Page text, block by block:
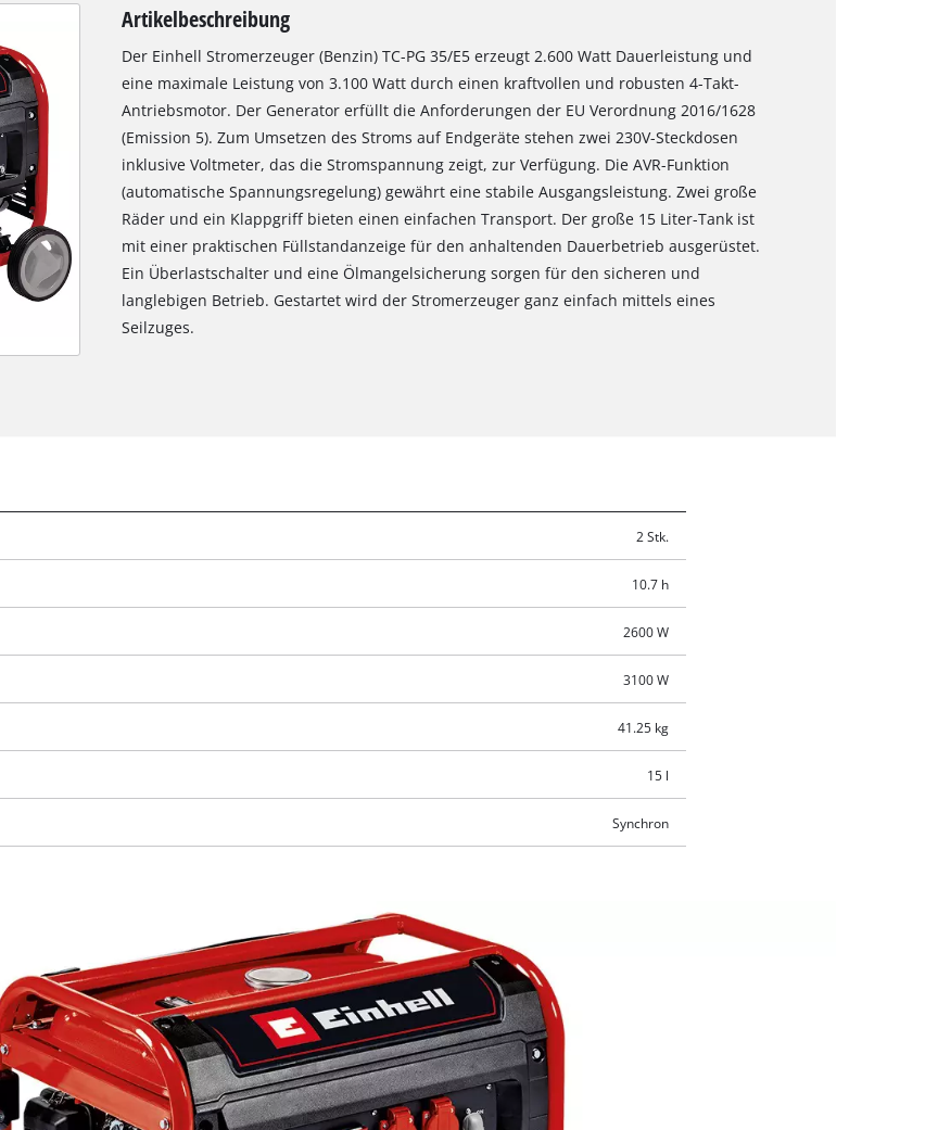
Artikelbeschreibung
Der Einhell Stromerzeuger (Benzin) TC-PG 35/E5 erzeugt 2.600 Watt Dauerleistung und
eine maximale Leistung von 3.100 Watt durch einen kraftvollen und robusten 4-Takt-
Antriebsmotor. Der Generator erfüllt die Anforderungen der EU Verordnung 2016/1628
(Emission 5). Zum Umsetzen des Stroms auf Endgeräte stehen zwei 230V-Steckdosen
inklusive Voltmeter, das die Stromspannung zeigt, zur Verfügung. Die AVR-Funktion
(automatische Spannungsregelung) gewährt eine stabile Ausgangsleistung. Zwei große
Räder und ein Klappgriff bieten einen einfachen Transport. Der große 15 Liter-Tank ist
mit einer praktischen Füllstandanzeige für den anhaltenden Dauerbetrieb ausgerüstet.
Ein Überlastschalter und eine Ölmangelsicherung sorgen für den sicheren und
langlebigen Betrieb. Gestartet wird der Stromerzeuger ganz einfach mittels eines
Seilzuges.
2 Stk.
10.7 h
2600 W
3100 W
41.25 kg
15 l
Synchron